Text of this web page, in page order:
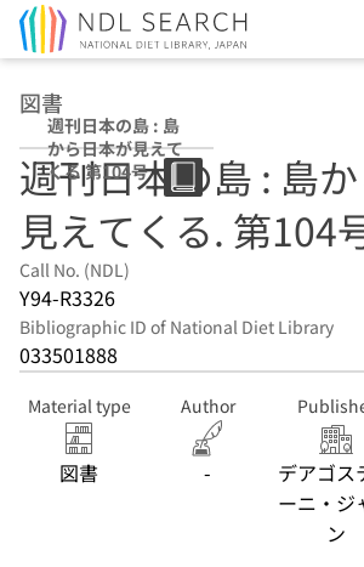
図書
週刊日本の島 : 島
から日本が見えて
くる 第104号
週刊日本の島 : 島
見えてくる. 第104
Call No. (NDL)
Y94-R3326
Bibliographic ID of National Diet Library
033501888
Material type
図書
Author
-
デアゴス
ーニ・ジ
ン